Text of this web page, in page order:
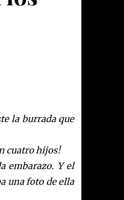
la burrada que
cuatro hijos!
embarazo. Y el
una foto de ella